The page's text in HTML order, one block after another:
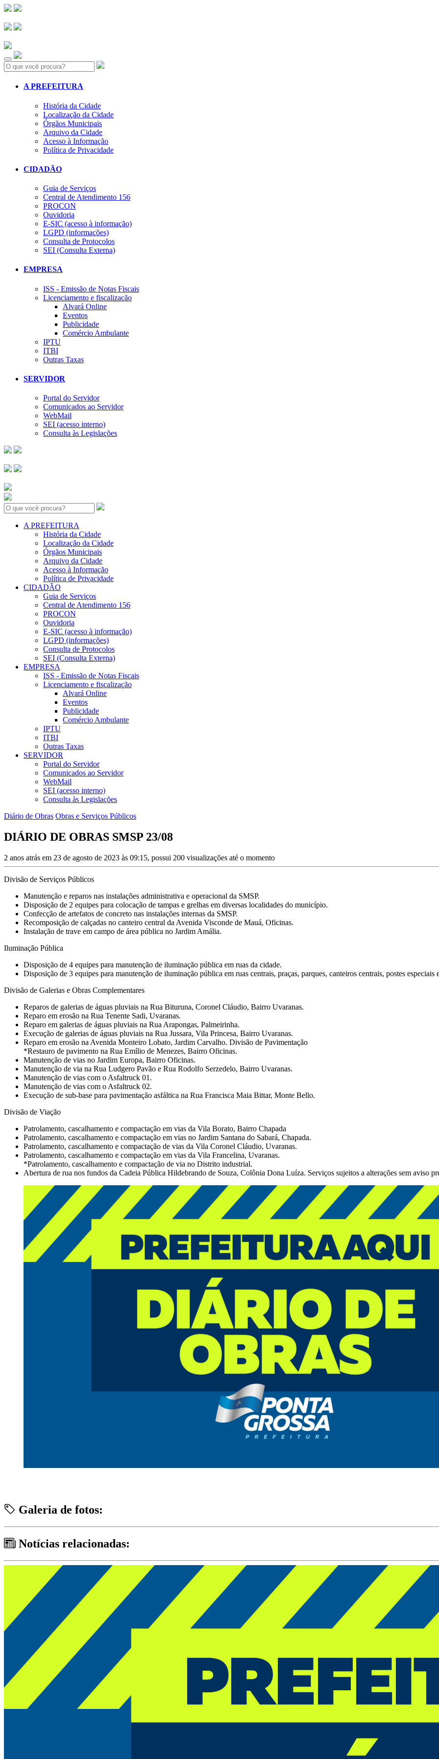
Search:
A PREFEITURA
História da Cidade
Localização da Cidade
Órgãos Municipais
Arquivo da Cidade
Acesso à Informação
Política de Privacidade
CIDADÃO
Guia de Serviços
Central de Atendimento 156
PROCON
Ouvidoria
E-SIC (acesso à informação)
LGPD (informações)
Consulta de Protocolos
SEI (Consulta Externa)
EMPRESA
ISS - Emissão de Notas Fiscais
Licenciamento e fiscalização
Alvará Online
Eventos
Publicidade
Comércio Ambulante
IPTU
ITBI
Outras Taxas
SERVIDOR
Portal do Servidor
Comunicados ao Servidor
WebMail
SEI (acesso interno)
Consulta às Legislações
Search:
A PREFEITURA
História da Cidade
Localização da Cidade
Órgãos Municipais
Arquivo da Cidade
Acesso à Informação
Política de Privacidade
CIDADÃO
Guia de Serviços
Central de Atendimento 156
PROCON
Ouvidoria
E-SIC (acesso à informação)
LGPD (informações)
Consulta de Protocolos
SEI (Consulta Externa)
EMPRESA
ISS - Emissão de Notas Fiscais
Licenciamento e fiscalização
Alvará Online
Eventos
Publicidade
Comércio Ambulante
IPTU
ITBI
Outras Taxas
SERVIDOR
Portal do Servidor
Comunicados ao Servidor
WebMail
SEI (acesso interno)
Consulta às Legislações
Diário de Obras Obras e Serviços Públicos
DIÁRIO DE OBRAS SMSP 23/08
2 anos atrás em 23 de agosto de 2023 às 09:15, possui 200 visualizações até o momento
Divisão de Serviços Públicos
Manutenção e reparos nas instalações administrativa e operacional da SMSP.
Disposição de 2 equipes para colocação de tampas e grelhas em diversas localidades do município.
Confecção de artefatos de concreto nas instalações internas da SMSP.
Recomposição de calçadas no canteiro central da Avenida Visconde de Mauá, Oficinas.
Instalação de trave em campo de área pública no Jardim Amália.
Iluminação Pública
Disposição de 4 equipes para manutenção de iluminação pública em ruas da cidade.
Disposição de 3 equipes para manutenção de iluminação pública em ruas centrais, praças, parques, canteiros centrais, postes
Divisão de Galerias e Obras Complementares
Reparos de galerias de águas pluviais na Rua Bituruna, Coronel Cláudio, Bairro Uvaranas.
Reparo em erosão na Rua Tenente Sadi, Uvaranas.
Reparo em galerias de águas pluviais na Rua Arapongas, Palmeirinha.
Execução de galerias de águas pluviais na Rua Jussara, Vila Princesa, Bairro Uvaranas.
Reparo em erosão na Avenida Monteiro Lobato, Jardim Carvalho. Divisão de Pavimentação
*Restauro de pavimento na Rua Emílio de Menezes, Bairro Oficinas.
Manutenção de vias no Jardim Europa, Bairro Oficinas.
Manutenção de via na Rua Ludgero Pavão e Rua Rodolfo Serzedelo, Bairro Uvaranas.
Manutenção de vias com o Asfaltruck 01.
Manutenção de vias com o Asfaltruck 02.
Execução de sub-base para pavimentação asfáltica na Rua Francisca Maia Bittar, Monte Bello.
Divisão de Viação
Patrolamento, cascalhamento e compactação em vias da Vila Borato, Bairro Chapada
Patrolamento, cascalhamento e compactação em vias no Jardim Santana do Sabará, Chapada.
Patrolamento, cascalhamento e compactação de vias da Vila Coronel Cláudio, Uvaranas.
Patrolamento, cascalhamento e compactação em vias da Vila Francelina, Uvaranas.
*Patrolamento, cascalhamento e compactação de via no Distrito industrial.
Abertura de rua nos fundos da Cadeia Pública Hildebrando de Souza, Colônia Dona Luíza. Serviços sujeitos a alterações sem aviso
Galeria de fotos:
Notícias relacionadas: